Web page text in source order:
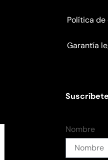
Política de
Garantía
Nombre